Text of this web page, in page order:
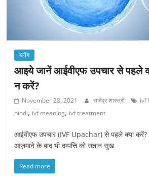
ब्लॉग
आइये जानें आईवीएफ उपचार से पहले
न करें?
November 28, 2021 राजेंद्र शास्त्री ivf
hindi, ivf meaning, ivf treatment
आईवीएफ उपचार (IVF Upachar) से पहले क्या
आज़माने के बाद भी दम्पत्ति को संतान सुख
Read more